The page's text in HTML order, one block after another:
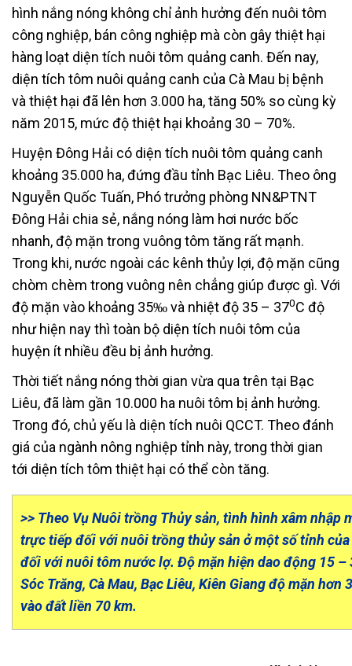
hình nắng nóng không chỉ ảnh hưởng đến nuôi tôm
công nghiệp, bán công nghiệp mà còn gây thiệt hại
hàng loạt diện tích nuôi tôm quảng canh. Đến nay,
diện tích tôm nuôi quảng canh của Cà Mau bị bệnh
và thiệt hại đã lên hơn 3.000 ha, tăng 50% so cùng kỳ
năm 2015, mức độ thiệt hại khoảng 30 – 70%.
Huyện Đông Hải có diện tích nuôi tôm quảng canh
khoảng 35.000 ha, đứng đầu tỉnh Bạc Liêu. Theo ông
Nguyễn Quốc Tuấn, Phó trưởng phòng NN&PTNT
Đông Hải chia sẻ, nắng nóng làm hơi nước bốc
nhanh, độ mặn trong vuông tôm tăng rất mạnh.
Trong khi, nước ngoài các kênh thủy lợi, độ mặn cũng
chòm chèm trong vuông nên chẳng giúp được gì. Với
độ mặn vào khoảng 35‰ và nhiệt độ 35 – 370C độ
như hiện nay thì toàn bộ diện tích nuôi tôm của
huyện ít nhiều đều bị ảnh hưởng.
Thời tiết nắng nóng thời gian vừa qua trên tại Bạc
Liêu, đã làm gần 10.000 ha nuôi tôm bị ảnh hưởng.
Trong đó, chủ yếu là diện tích nuôi QCCT. Theo đánh
giá của ngành nông nghiệp tỉnh này, trong thời gian
tới diện tích tôm thiệt hại có thể còn tăng.
>> Theo Vụ Nuôi trồng Thủy sản, tình hình xâm nhập
trực tiếp đối với nuôi trồng thủy sản ở một số tỉnh
đối với nuôi tôm nước lợ. Độ mặn hiện dao động 15
Sóc Trăng, Cà Mau, Bạc Liêu, Kiên Giang độ mặn
vào đất liền 70 km.